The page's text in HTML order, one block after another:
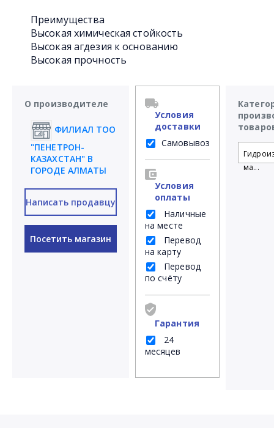
Преимущества
Высокая химическая стойкость
Высокая агдезия к основанию
Высокая прочность
О производителе
ФИЛИАЛ ТОО
"ПЕНЕТРОН-
КАЗАХСТАН" В
ГОРОДЕ АЛМАТЫ
Написать продавцу
Посетить магазин
Условия
доставки
Самовывоз
Условия
оплаты
Наличные
на месте
Перевод
на карту
Перевод
по счёту
Гарантия
24
месяцев
ма...